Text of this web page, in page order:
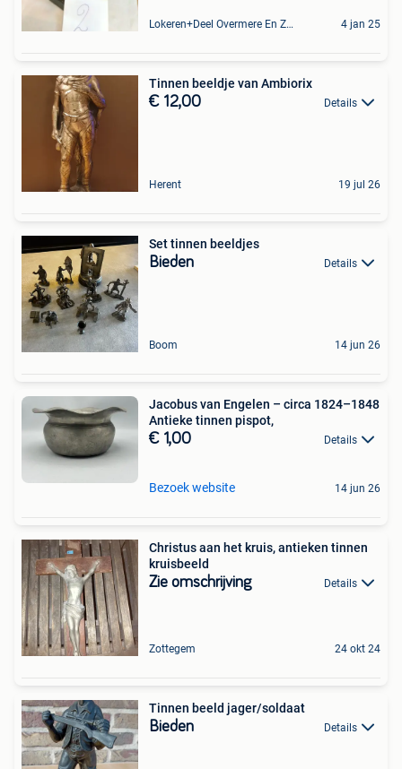
Lokeren+Deel Overmere En Zele 4 jan 25
Tinnen beeldje van Ambiorix
€ 12,00 Details
Herent 19 jul 26
Set tinnen beeldjes
Bieden Details
Boom 14 jun 26
Jacobus van Engelen – circa 1824–1848
Antieke tinnen pispot,
€ 1,00 Details
Bezoek website 14 jun 26
Christus aan het kruis, antieken tinnen
kruisbeeld
Zie omschrijving Details
Zottegem 24 okt 24
Tinnen beeld jager/soldaat
Bieden Details